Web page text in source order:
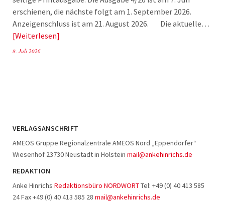
erschienen, die nächste folgt am 1. September 2026.
Anzeigenschluss ist am 21. August 2026. Die aktuelle…
Weiterlesen
8. Juli 2026
VERLAGSANSCHRIFT
AMEOS Gruppe Regionalzentrale AMEOS Nord „Eppendorfer“
Wiesenhof 23730 Neustadt in Holstein mail@ankehinrichs.de
REDAKTION
Anke Hinrichs Redaktionsbüro NORDWORTTel: +49 (0) 40 413 585
24 Fax +49 (0) 40 413 585 28 mail@ankehinrichs.de